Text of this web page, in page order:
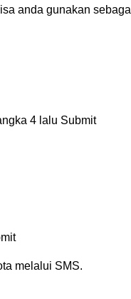
anda gunakan
4 lalu Submit
melalui SMS.